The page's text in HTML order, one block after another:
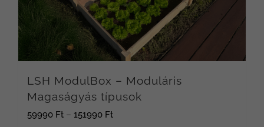
LSH ModulBox – Moduláris
Magaságyás típusok
59990 Ft – 151990 FtÁrtartomány: